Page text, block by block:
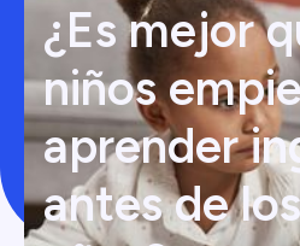
¿Es mejor
niños
aprender
antes de